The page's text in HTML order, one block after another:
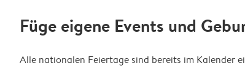
Füge eigene Events und
Alle nationalen Feiertage sind bereits im Kalender